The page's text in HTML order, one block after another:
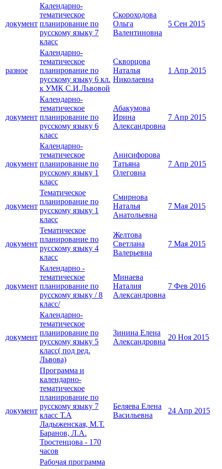
документ
Календарно-
тематическое
планирование по
русскому языку 7
класс
Скороходова
Ольга
Валентиновна
5 Сен 2015
разное
Календарно-
тематическое
планирование по
русскому языку 6 кл.
к УМК С.И.Львовой
Скворцова
Наталья
Николаевна
1 Апр 2015
документ
Календарно-
тематическое
планирование по
русскому языку 6
класс
Абакумова
Ирина
Александровна
7 Апр 2015
документ
Календарно-
тематическое
планирование по
русскому языку 1
класс
Анисифорова
Татьяна
Олеговна
7 Апр 2015
документ
Тематическое
планирование по
русскому языку 1
класс
Смирнова
Наталья
Анатольевна
7 Мая 2015
документ
Тематическое
планирование по
русскому языку 4
класс
Желтова
Светлана
Валерьевна
7 Мая 2015
документ
Календарно -
тематическое
планирование по
русскому языку / 8
класс/
Минаева
Наталия
Александровна
7 Фев 2016
документ
Календарно-
тематическое
планирование по
русскому языку 5
класс( под ред.
Львова)
Зинина Eлена
Александровна
20 Ноя 2015
документ
Программа и
календарно-
тематическое
планирование по
русскому языку 7
класс Т.А
Ладыженская, М.Т.
Баранов, Л.А.
Тростенцова - 170
часов
Беляева Елена
Васильевна
24 Апр 2015
Рабочая программа